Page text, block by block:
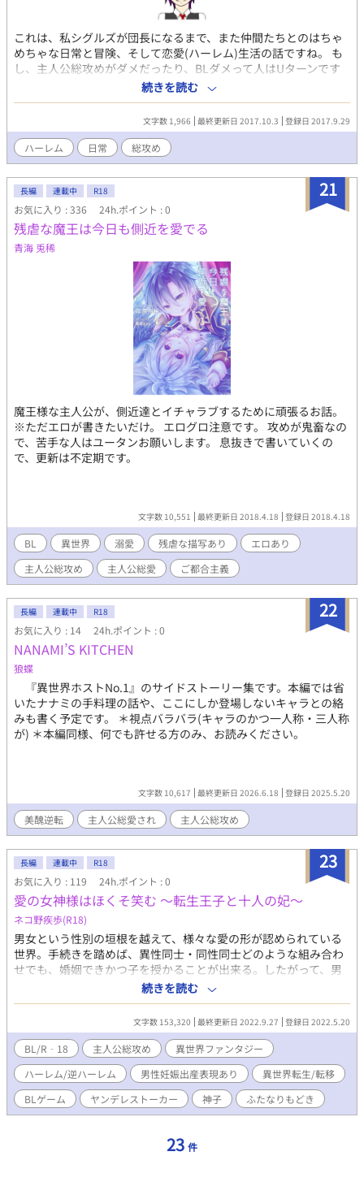
これは、私シグルズが団長になるまで、また仲間たちとのはちゃ
めちゃな日常と冒険、そして恋愛(ハーレム)生活の話ですね。 も
し、主人公総攻めがダメだったり、BLダメって人はUターンです
よ？ ってうちのマスターが言ってましたね。 え？マスターが誰
か？ それは知っちゃいけませんよ？ 戻れなくなりますから(妖笑)
続きを読む
文字数 1,966 最終更新日 2017.10.3 登録日 2017.9.29
ハーレム 日常 総攻め
21
長編 連載中 R18
お気に入り : 336 24h.ポイント : 0
残虐な魔王は今日も側近を愛でる
青海 兎稀
魔王様な主人公が、側近達とイチャラブするために頑張るお話。
※ただエロが書きたいだけ。 エログロ注意です。 攻めが鬼畜なの
で、苦手な人はユータンお願いします。 息抜きで書いていくの
で、更新は不定期です。
文字数 10,551 最終更新日 2018.4.18 登録日 2018.4.18
BL 異世界 溺愛 残虐な描写あり
エロあり
主人公総攻め
主人公総愛 ご都合主義
22
長編 連載中 R18
お気に入り : 14 24h.ポイント : 0
NANAMI’S KITCHEN
狼蝶
『異世界ホストNo.1』のサイドストーリー集です。本編では省
いたナナミの手料理の話や、ここにしか登場しないキャラとの絡
みも書く予定です。 ＊視点バラバラ(キャラのかつ一人称・三人称
が) ＊本編同様、何でも許せる方のみ、お読みください。
文字数 10,617 最終更新日 2026.6.18 登録日 2025.5.20
美醜逆転 主人公総愛され 主人公総攻め
23
長編 連載中 R18
お気に入り : 119 24h.ポイント : 0
愛の女神様はほくそ笑む 〜転生王子と十人の妃〜
ネコ野疾歩(R18)
男女という性別の垣根を越えて、様々な愛の形が認められている
世界。手続きを踏めば、異性同士・同性同士どのような組み合わ
せでも、婚姻できかつ子を授かることが出来る。したがって、男
女という性別のほかに、雄と雌というタチとネコ、または攻めと
受けという意味合いの立場を表明して、自由恋愛を人々は楽しん
でいた。平民はワンナイトラブ当たり前の乱痴気騒ぎ、国主催の
乱交パーティーが行われていたり。王侯貴族は確実な血統相続の
ために、ハーレム・逆ハーレムを築いていたり。問題解決の方向
性がおかしい！ と転生後に叫んだ男が居たとかいないとか。 そ
んな世界にあるひとつの国、シェルクヴィスト王国。彼の国に神
子が降りたことにより、第二王子クレーメンス・セド・シェルク
ヴィストの運命は翻弄されていくこととなる。そんな、彼が周り
生者であるのに、前世含め童貞を卒業しきれていないヘタレ野郎
である。童貞を卒業できる場面でも怖気づいてしまう、残念ヘタ
続きを読む
文字数 153,320 最終更新日 2022.9.27 登録日 2022.5.20
BL/R‐18 主人公総攻め
異世界ファンタジー
ハーレム/逆ハーレム
男性妊娠出産表現あり
異世界転生/転移
BLゲーム
ヤンデレストーカー 神子 ふたなりもどき
23 件